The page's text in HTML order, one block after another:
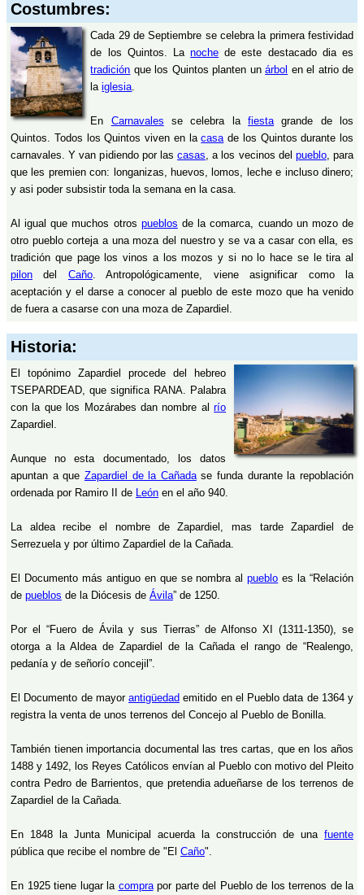
Costumbres:
Cada 29 de Septiembre se celebra la primera festividad
de los Quintos. Lanoche de este destacado dia es
tradición que los Quintos planten unárbol en el atrio de
laiglesia.
En Carnavales se celebra lafiestagrande de los
Quintos. Todos los Quintos viven en lacasade los Quintos durante los
carnavales. Y van pidiendo por las casas, a los vecinos del pueblo, para
que les premien con: longanizas, huevos, lomos, leche e incluso dinero;
y asi poder subsistir toda la semana en la casa.
Al igual que muchos otros pueblos de la comarca, cuando un mozo de
otro pueblo corteja a una moza del nuestro y se va a casar con ella, es
tradición que page los vinos a los mozos y si no lo hace se le tira al
pilon del Caño. Antropológicamente, viene asignificar como la
aceptación y el darse a conocer al pueblo de este mozo que ha venido
de fuera a casarse con una moza de Zapardiel.
Historia:
El topónimo Zapardiel procede del hebreo
TSEPARDEAD, que significa RANA. Palabra
con la que los Mozárabes dan nombre alrío
Zapardiel.
Aunque no esta documentado, los datos
apuntan a que Zapardiel de la Cañadase funda durante la repoblación
ordenada por Ramiro II de León en el año 940.
La aldea recibe el nombre de Zapardiel, mas tarde Zapardiel de
Serrezuela y por último Zapardiel de la Cañada.
El Documento más antiguo en que se nombra alpueblo es la “Relación
de pueblos de la Diócesis de Ávila” de 1250.
Por el “Fuero de Ávila y sus Tierras” de Alfonso XI (1311-1350), se
otorga a la Aldea de Zapardiel de la Cañada el rango de “Realengo,
pedanía y de señorío concejil”.
El Documento de mayor antigüedad emitido en el Pueblo data de 1364 y
registra la venta de unos terrenos del Concejo al Pueblo de Bonilla.
También tienen importancia documental las tres cartas, que en los años
1488 y 1492, los Reyes Católicos envían al Pueblo con motivo del Pleito
contra Pedro de Barrientos, que pretendia adueñarse de los terrenos de
Zapardiel de la Cañada.
En 1848 la Junta Municipal acuerda la construcción de una fuente
pública que recibe el nombre de "El Caño".
En 1925 tiene lugar la comprapor parte del Pueblo de los terrenos de la